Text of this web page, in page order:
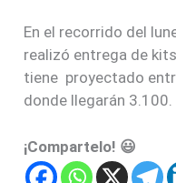
En el recorrido del
realizó entrega de
tiene proyectado
donde llegarán 3.100.
¡Compartelo! 😃